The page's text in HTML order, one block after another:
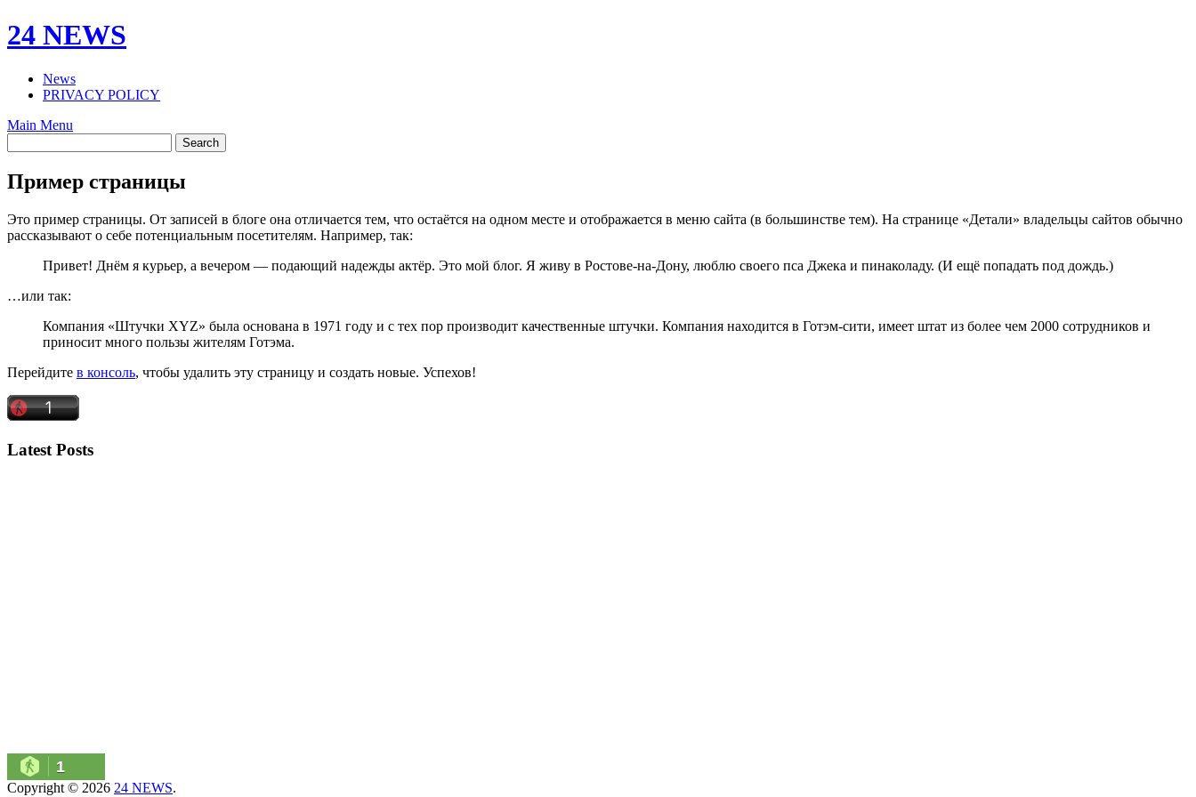
Skip
to
24 NEWS
News
PRIVACY POLICY
Main Menu
Пример страницы
Это пример страницы. От записей в блоге она отличается тем, что остаётся на одном месте и отображается в меню сайта (в большинстве тем). На странице «Детали» владельцы сайтов обычно
рассказывают о себе потенциальным посетителям. Например, так:
Привет! Днём я курьер, а вечером — подающий надежды актёр. Это мой блог. Я живу в Ростове-на-Дону, люблю своего пса Джека и пинаколаду. (И ещё попадать под дождь.)
…или так:
Компания «Штучки XYZ» была основана в 1971 году и с тех пор производит качественные штучки. Компания находится в Готэм-сити, имеет штат из более чем 2000 сотрудников и
приносит много пользы жителям Готэма.
Перейдите в консоль, чтобы удалить эту страницу и создать новые. Успехов!
Latest Posts
1
Copyright © 2026 24 NEWS.